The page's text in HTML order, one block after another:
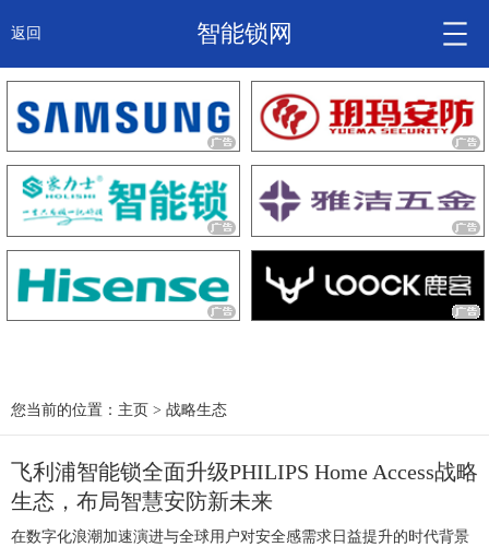
返回 智能锁网
智能锁头条
诚信企业
产品
大咖秀
关于我们
锁信通
您当前的位置： 主页 > 战略生态
飞利浦智能锁全面升级PHILIPS Home Access战略
生态，布局智慧安防新未来
在数字化浪潮加速演进与全球用户对安全感需求日益提升的时代背景